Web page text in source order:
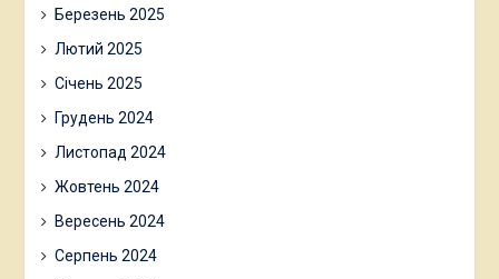
Березень 2025
Лютий 2025
Січень 2025
Грудень 2024
Листопад 2024
Жовтень 2024
Вересень 2024
Серпень 2024